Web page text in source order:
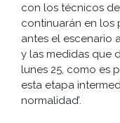
con los técnicos
continuarán en los
antes el escenario
y las medidas que
lunes 25, como es
esta etapa
normalidad’.